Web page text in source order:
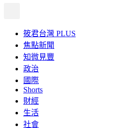
筱君台灣 PLUS
焦點新聞
知微見豐
政治
國際
Shorts
財經
生活
社會